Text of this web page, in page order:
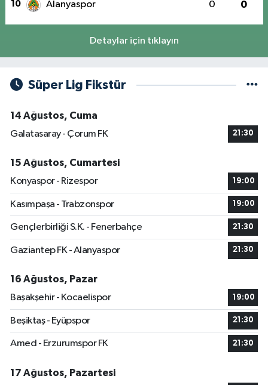
10 Alanyaspor 0 0
Detaylar için tıklayın
Süper Lig Fikstür
14 Ağustos, Cuma
Galatasaray - Çorum FK
21:30
15 Ağustos, Cumartesi
Konyaspor - Rizespor
19:00
Kasımpaşa - Trabzonspor 19:00
Gençlerbirliği S.K. - Fenerbahçe 21:30
Gaziantep FK - Alanyaspor 21:30
16 Ağustos, Pazar
Başakşehir - Kocaelispor
19:00
Beşiktaş - Eyüpspor 21:30
Amed - Erzurumspor FK 21:30
17 Ağustos, Pazartesi